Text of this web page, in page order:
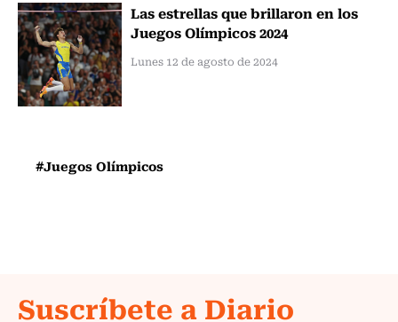
Las estrellas que brillaron en los
Juegos Olímpicos 2024
Lunes 12 de agosto de 2024
#Juegos Olímpicos